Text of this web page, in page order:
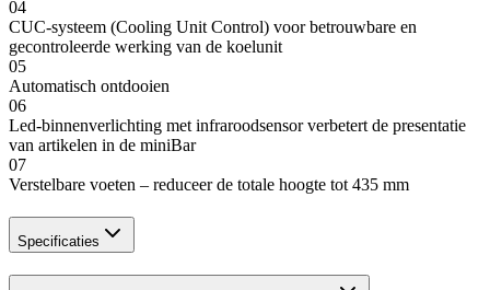
04
CUC-systeem (Cooling Unit Control) voor betrouwbare en
gecontroleerde werking van de koelunit
05
Automatisch ontdooien
06
Led-binnenverlichting met infraroodsensor verbetert de presentatie
van artikelen in de miniBar
07
Verstelbare voeten – reduceer de totale hoogte tot 435 mm
Specificaties